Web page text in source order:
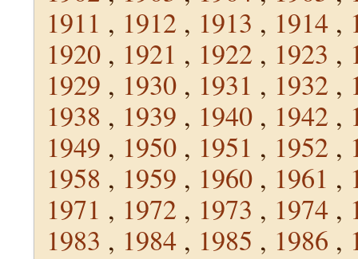
1911 , 1912 , 1913 , 1914 ,
1920 , 1921 , 1922 , 1923 ,
1929 , 1930 , 1931 , 1932 ,
1938 , 1939 , 1940 , 1942 ,
1949 , 1950 , 1951 , 1952 ,
1958 , 1959 , 1960 , 1961 ,
1971 , 1972 , 1973 , 1974 ,
1983 , 1984 , 1985 , 1986 ,